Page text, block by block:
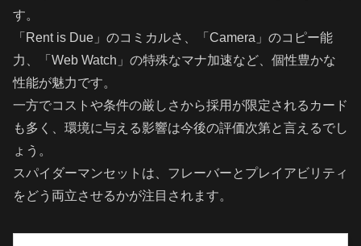
す。
「Rent is Due」のコミカルさ、「Camera」のコピー能
力、「Web Watch」の特殊なマナ加速など、個性豊かな
性能が魅力です。
一方でコストや条件の厳しさから採用が限定されるカード
も多く、環境に与える影響は今後の評価次第と言えるでし
ょう。
スパイダーマンセットは、フレーバーとプレイアビリティ
をどう両立させるかが注目されます。